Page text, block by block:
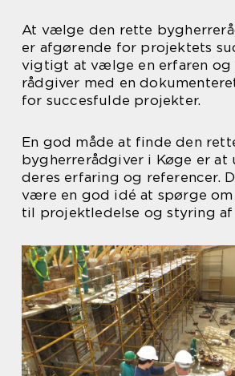
At vælge den rette
er afgørende for projektets
vigtigt at vælge en erfaren og
rådgiver med en
for succesfulde projekter.
En god måde at finde den
bygherrerådgiver i Køge er at
deres erfaring og referencer.
være en god idé at spørge
til projektledelse og styring